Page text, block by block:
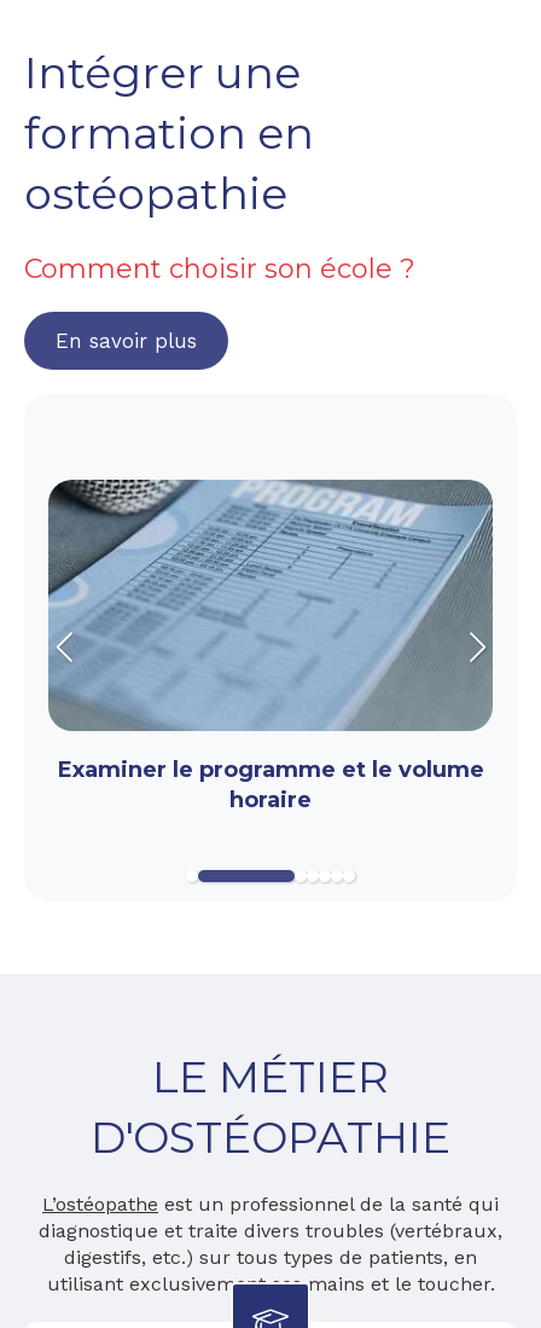
Intégrer une
formation en
ostéopathie
Comment choisir son école ?
En savoir plus
Examiner le programme et le volume
horaire
Slide précédent Slide
LE MÉTIER
D'OSTÉOPATHIE
L’ostéopathe est un professionnel de la santé qui
diagnostique et traite divers troubles (vertébraux,
digestifs, etc.) sur tous types de patients, en
utilisant exclusivement ses mains et le toucher.